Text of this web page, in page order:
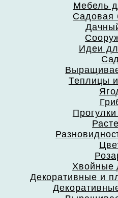
Мебель
Садовая
Идеи
Теплицы
Хвойные
Декоративные и